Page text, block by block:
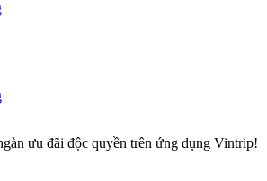
ưu đãi độc quyền trên ứng dụng Vintrip!